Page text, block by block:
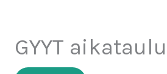
GYYT